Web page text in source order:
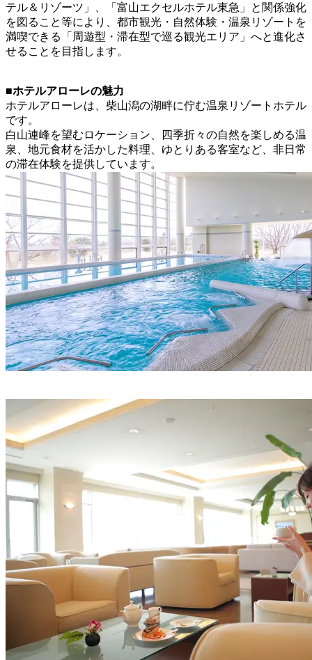
テル＆リゾーツ」、「富山エクセルホテル東急」と関係強化
を図ること等により、都市観光・自然体験・温泉リゾートを
満喫できる「周遊型・滞在型で巡る観光エリア」へと進化さ
せることを目指します。
■ホテルアローレの魅力
ホテルアローレは、柴山潟の湖畔に佇む温泉リゾートホテル
です。
白山連峰を望むロケーション、四季折々の自然を楽しめる温
泉、地元食材を活かした料理、ゆとりある客室など、非日常
の滞在体験を提供しています。